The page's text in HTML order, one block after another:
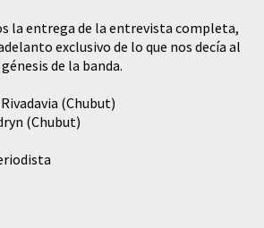
la entrega de la entrevista completa,
exclusivo de lo que nos decía al
de la banda.
(Chubut)
(Chubut)